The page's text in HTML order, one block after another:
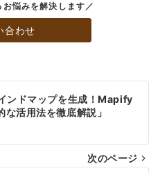
悩みを解決します／
合わせ
ンドマップを生成！Mapify
な活用法を徹底解説」
次のページ